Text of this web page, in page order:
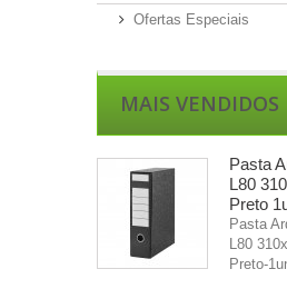
Ofertas Especiais
MAIS VENDIDOS
Pasta
L80
Preto
Pasta
L80
Preto-